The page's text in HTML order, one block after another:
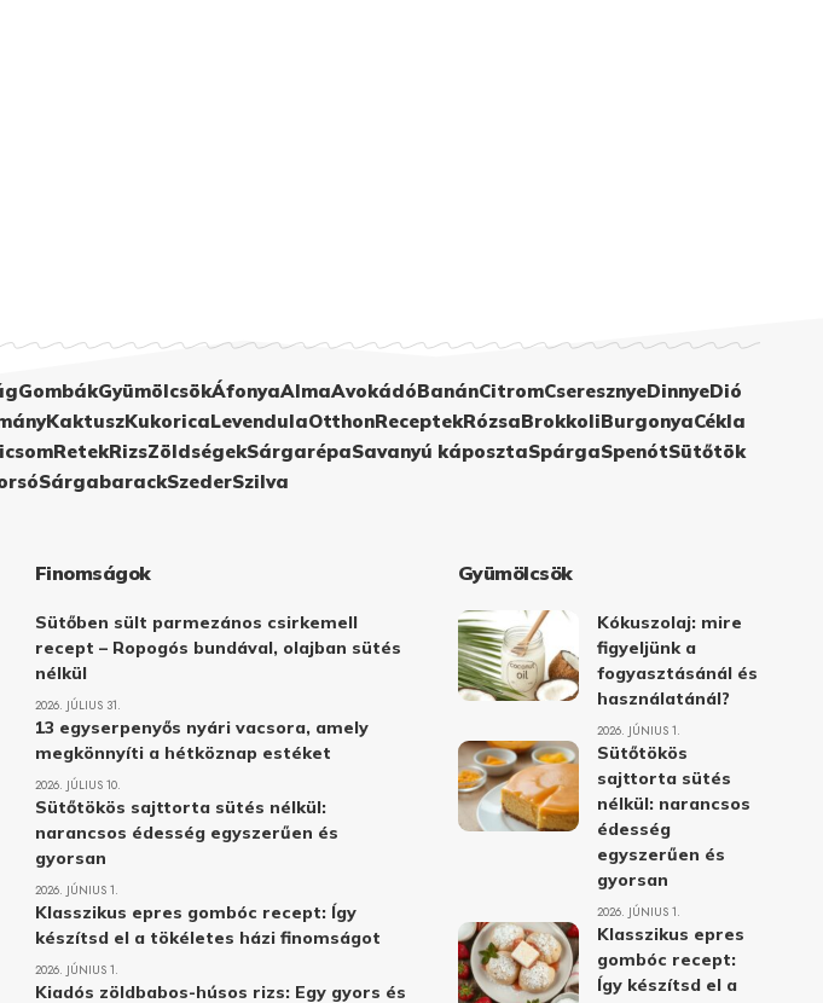
GombákGyümölcsökÁfonyaAlmaAvokádóBanánCitromCseresznyeDinnyeDió
KaktuszKukoricaLevendulaOtthonReceptekRózsaBrokkoliBurgonyaCékla
RetekRizsZöldségekSárgarépaSavanyú káposztaSpárgaSpenótSütőtök
SárgabarackSzederSzilva
Finomságok
Sütőben sült parmezános csirkemell
recept – Ropogós bundával, olajban sütés
nélkül
2026. JÚLIUS 31.
13 egyserpenyős nyári vacsora, amely
megkönnyíti a hétköznap estéket
2026. JÚLIUS 10.
Sütőtökös sajttorta sütés nélkül:
narancsos édesség egyszerűen és
gyorsan
2026. JÚNIUS 1.
Klasszikus epres gombóc recept: Így
készítsd el a tökéletes házi finomságot
2026. JÚNIUS 1.
Kiadós zöldbabos-húsos rizs: Egy gyors és
Gyümölcsök
Kókuszolaj: mire
figyeljünk a
fogyasztásánál és
használatánál?
2026. JÚNIUS 1.
Sütőtökös
sajttorta sütés
nélkül: narancsos
édesség
egyszerűen és
gyorsan
2026. JÚNIUS 1.
Klasszikus epres
gombóc recept:
Így készítsd el a